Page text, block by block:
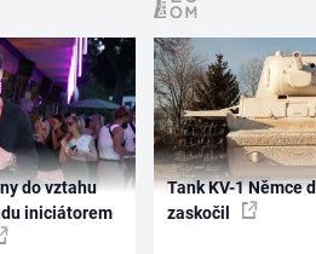
do vztahu
iniciátorem
Tank KV-1 Němce
zaskočil